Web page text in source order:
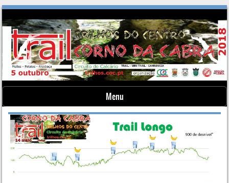
Menu
Skip to content